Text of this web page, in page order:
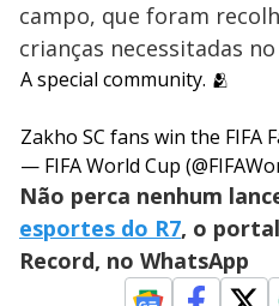
campo, que foram
crianças necessitadas
A special community. 🫂
Zakho SC fans win the FIFA
— FIFA World Cup
Não perca nenhum
esportes do R7, o
Record, no WhatsApp